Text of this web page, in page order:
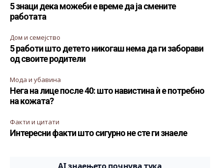
5 знаци дека можеби е време да ја смените
работата
Дом и семејство
5 работи што детето никогаш нема да ги заборави
од своите родители
Мода и убавина
Нега на лице после 40: што навистина ѝ е потребно
на кожата?
Факти и цитати
Интересни факти што сигурно не сте ги знаеле